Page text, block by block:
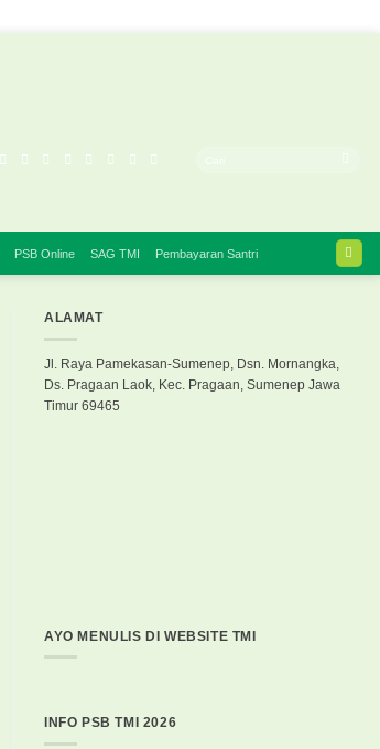
PSB Online SAG TMI Pembayaran Santri
ALAMAT
Jl. Raya Pamekasan-Sumenep, Dsn. Mornangka,
Ds. Pragaan Laok, Kec. Pragaan, Sumenep Jawa
Timur 69465
AYO MENULIS DI WEBSITE TMI
INFO PSB TMI 2026